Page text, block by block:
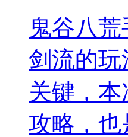
鬼谷八
剑流的
关键，
攻略，